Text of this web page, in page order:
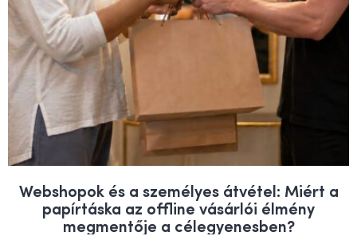
Webshopok és a személyes átvétel: Miért a
papírtáska az offline vásárlói élmény
megmentője a célegyenesben?